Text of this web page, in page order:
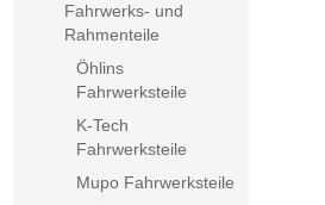
Fahrwerks- und
Rahmenteile
Öhlins
Fahrwerksteile
K-Tech
Fahrwerksteile
Mupo Fahrwerksteile